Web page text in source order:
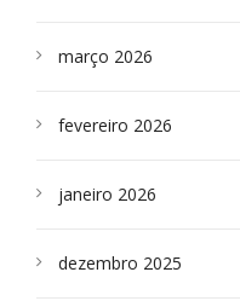
março 2026
fevereiro 2026
janeiro 2026
dezembro 2025